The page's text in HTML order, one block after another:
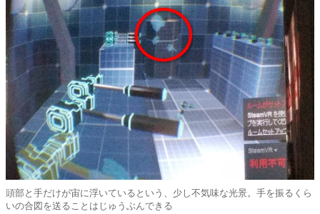
頭部と手だけが宙に浮いているという、少し不気味な光景。手を振るくら
いの合図を送ることはじゅうぶんできる